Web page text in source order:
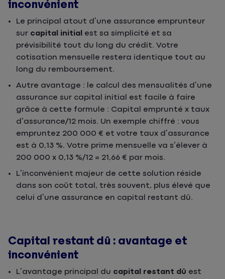
inconvénient
Le principal atout d’une assurance emprunteur
sur capital initial est sa simplicité et sa
prévisibilité tout du long du crédit. Votre
cotisation mensuelle restera identique tout au
long du remboursement.
Autre avantage : le calcul des mensualités d’une
assurance sur capital initial est facile à faire
grâce à cette formule : Capital emprunté x taux
d’assurance/12 mois. Un exemple chiffré : vous
empruntez 200 000 € et votre taux d’assurance
est à 0,13 %. Votre prime mensuelle va s’élever à
200 000 x 0,13 %/12 = 21,66 € par mois.
L’inconvénient majeur de cette solution réside
dans son coût total, très souvent, plus élevé que
celui d’une assurance en capital restant dû.
Capital restant dû : avantage et
inconvénient
L’avantage principal du capital restant dû est